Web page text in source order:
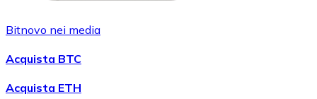
Bitnovo nei media
Acquista BTC
Acquista ETH